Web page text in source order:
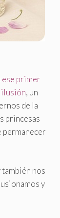
ese primer
ilusión, un
de la
princesas
permanecer
también nos
y